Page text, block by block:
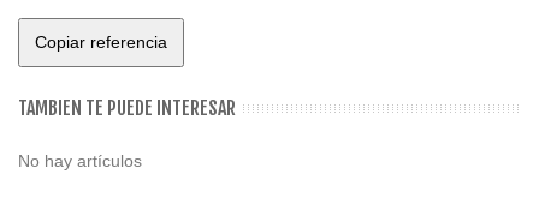
Copiar referencia
TAMBIEN TE PUEDE INTERESAR
No hay artículos